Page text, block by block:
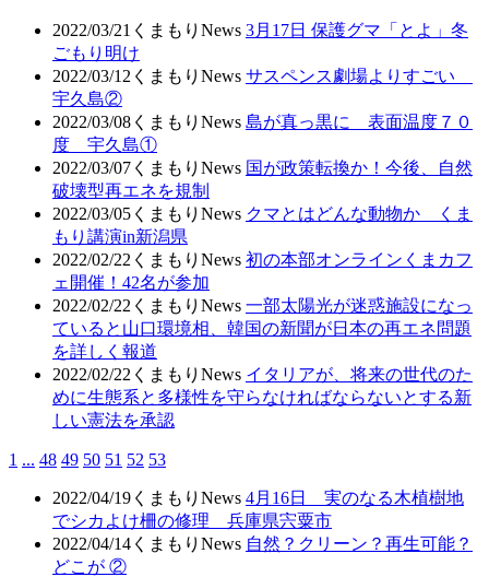
2022/03/21 くまもりNews 3月17日 保護グマ「とよ」冬
ごもり明け
2022/03/12 くまもりNews サスペンス劇場よりすごい
宇久島②
2022/03/08 くまもりNews 島が真っ黒に 表面温度７０
度 宇久島①
2022/03/07 くまもりNews 国が政策転換か！今後、自然
破壊型再エネを規制
2022/03/05 くまもりNews クマとはどんな動物か くま
もり講演in新潟県
2022/02/22 くまもりNews 初の本部オンラインくまカフ
ェ開催！42名が参加
2022/02/22 くまもりNews 一部太陽光が迷惑施設になっ
ていると山口環境相、韓国の新聞が日本の再エネ問題
を詳しく報道
2022/02/22 くまもりNews イタリアが、将来の世代のた
めに生態系と多様性を守らなければならないとする新
しい憲法を承認
1 ... 48 49 50 51 52 53
2022/04/19 くまもりNews 4月16日 実のなる木植樹地
でシカよけ柵の修理 兵庫県宍粟市
2022/04/14 くまもりNews 自然？クリーン？再生可能？
どこが ②